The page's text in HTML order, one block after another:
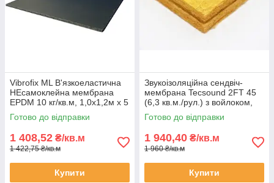
Vibrofix ML В'язкоеластична
НЕсамоклейна мембрана
EPDM 10 кг/кв.м, 1,0х1,2м х 5
мм (1,2кв.м/лист)
Готово до відправки
1 408,52 ₴/кв.м
1 422,75 ₴/кв.м
Купити
Звукоізоляційна сендвіч-
мембрана Tecsound 2FT 45
(6,3 кв.м./рул.) з войлоком,
товщ. 22мм.
Готово до відправки
1 940,40 ₴/кв.м
1 960 ₴/кв.м
Купити